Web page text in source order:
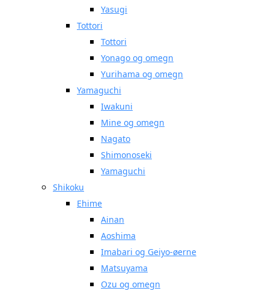
Yasugi
Tottori
Tottori
Yonago og omegn
Yurihama og omegn
Yamaguchi
Iwakuni
Mine og omegn
Nagato
Shimonoseki
Yamaguchi
Shikoku
Ehime
Ainan
Aoshima
Imabari og Geiyo-øerne
Matsuyama
Ozu og omegn